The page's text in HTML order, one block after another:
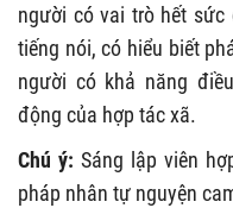
người có vai trò hết
tiếng nói, có hiểu biết
người có khả năng
động của hợp tác xã.
Chú ý: Sáng lập viên
pháp nhân tự nguyện